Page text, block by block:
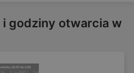
i godziny otwarcia w